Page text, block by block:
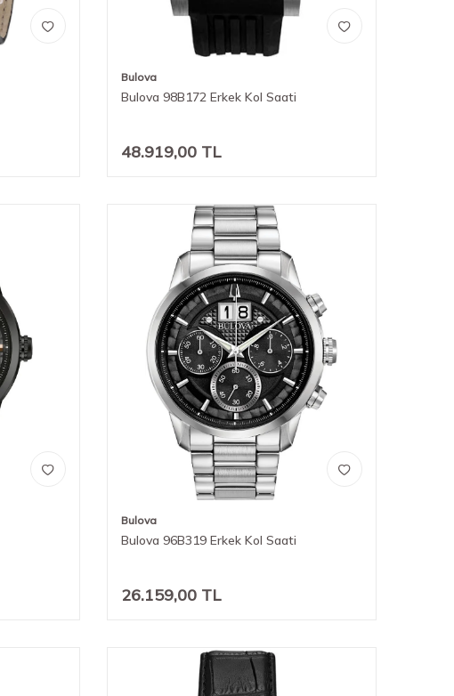
Bulova
Bulova 98B172 Erkek Kol Saati
48.919,00TL
Bulova
Bulova 96B319 Erkek Kol Saati
26.159,00TL